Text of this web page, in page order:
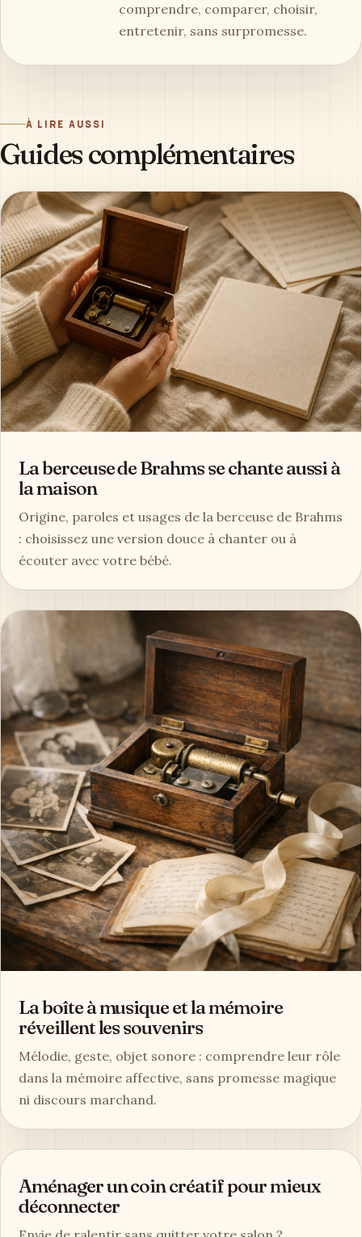
comprendre, comparer, choisir,
entretenir, sans surpromesse.
À LIRE AUSSI
Guides complémentaires
La berceuse de Brahms se chante aussi à
la maison
Origine, paroles et usages de la berceuse de Brahms
: choisissez une version douce à chanter ou à
écouter avec votre bébé.
La boîte à musique et la mémoire
réveillent les souvenirs
Mélodie, geste, objet sonore : comprendre leur rôle
dans la mémoire affective, sans promesse magique
ni discours marchand.
Aménager un coin créatif pour mieux
déconnecter